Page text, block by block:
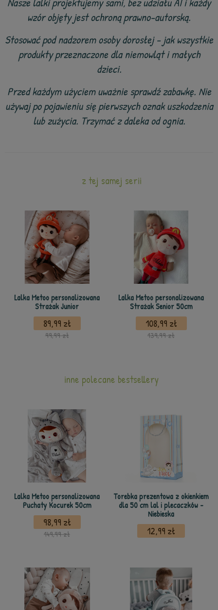
wzór objęty jest ochroną prawno-autorską.
Stosować pod nadzorem osoby dorosłej - jak wszystkie
produkty przeznaczone dla niemowląt i małych
dzieci.
Przed każdym użyciem uważnie sprawdź zabawkę. Nie
używaj po pojawieniu się pierwszych oznak uszkodzenia
lub zużycia. Trzymać z daleka od ognia.
z tej samej serii
Lalka Metoo personalizowana
Strażak Junior
89,99 zł
99,99 zł
Lalka Metoo personalizowana
Strażak Senior 50cm
108,99 zł
139,99 zł
inne polecane bestsellery
Lalka Metoo personalizowana
Puchaty Kocurek 50cm
98,99 zł
149,99 zł
Torebka prezentowa z okienkiem
dla 50 cm lal i plecaczków -
Niebieska
12,99 zł